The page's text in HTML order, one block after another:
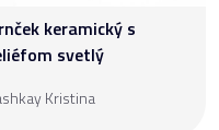
keramický s
svetlý
Kristina